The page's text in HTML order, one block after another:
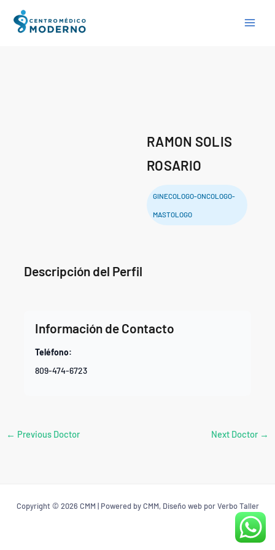
RAMON SOLIS
ROSARIO
GINECOLOGO-ONCOLOGO-
MASTOLOGO
Información de Contacto
Teléfono:
809-474-6723
Descripción del Perfil
← Previous Doctor Next Doctor →
Copyright © 2026 CMM | Powered by CMM, Diseño web por Verbo Taller